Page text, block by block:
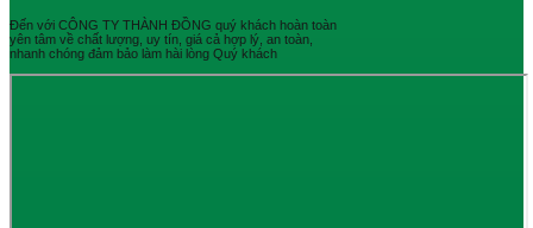
Đến với CÔNG TY THÀNH ĐỒNG quý khách hoàn toàn
yên tâm về chất lượng, uy tín, giá cả hợp lý, an toàn,
nhanh chóng đảm bảo làm hài lòng Quý khách